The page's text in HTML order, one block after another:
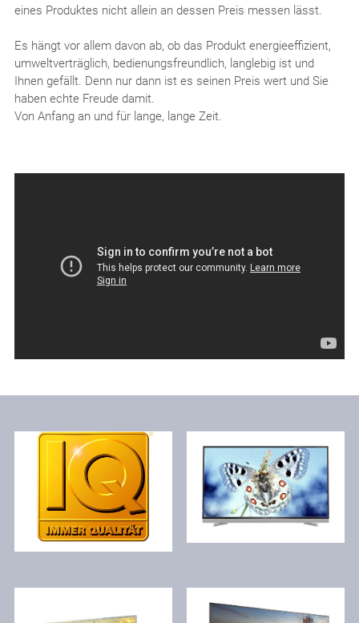
eines Produktes nicht allein an dessen Preis messen lässt.
Es hängt vor allem davon ab, ob das Produkt energieeffizient,
umweltverträglich, bedienungsfreundlich, langlebig ist und
Ihnen gefällt. Denn nur dann ist es seinen Preis wert und Sie
haben echte Freude damit.
Von Anfang an und für lange, lange Zeit.